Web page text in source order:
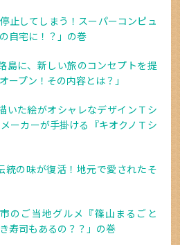
止してしまう！スーパーコンピュ
自宅に！？」の巻
島に、新しい旅のコンセプトを提
ープン！その内容とは？」
いた絵がオシャレなデザインＴシ
ーカーが手掛ける『キオクノＴシ
統の味が復活！地元で愛されたそ
のご当地グルメ『篠山まるごと
寿司もあるの？？」の巻